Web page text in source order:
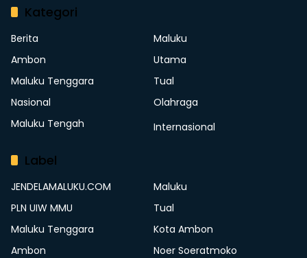
Kategori
Berita
Maluku
Ambon
Utama
Maluku Tenggara
Tual
Nasional
Olahraga
Maluku Tengah
Internasional
Label
JENDELAMALUKU.COM
Maluku
PLN UIW MMU
Tual
Maluku Tenggara
Kota Ambon
Ambon
Noer Soeratmoko